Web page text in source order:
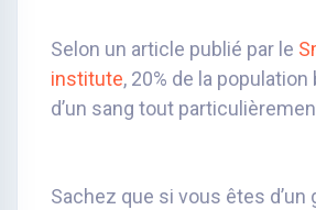
Selon un article publié par le
institute, 20% de la
d’un sang tout
Sachez que si vous êtes d’un